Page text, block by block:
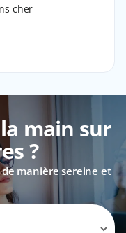
cher
main sur
?
manière sereine et